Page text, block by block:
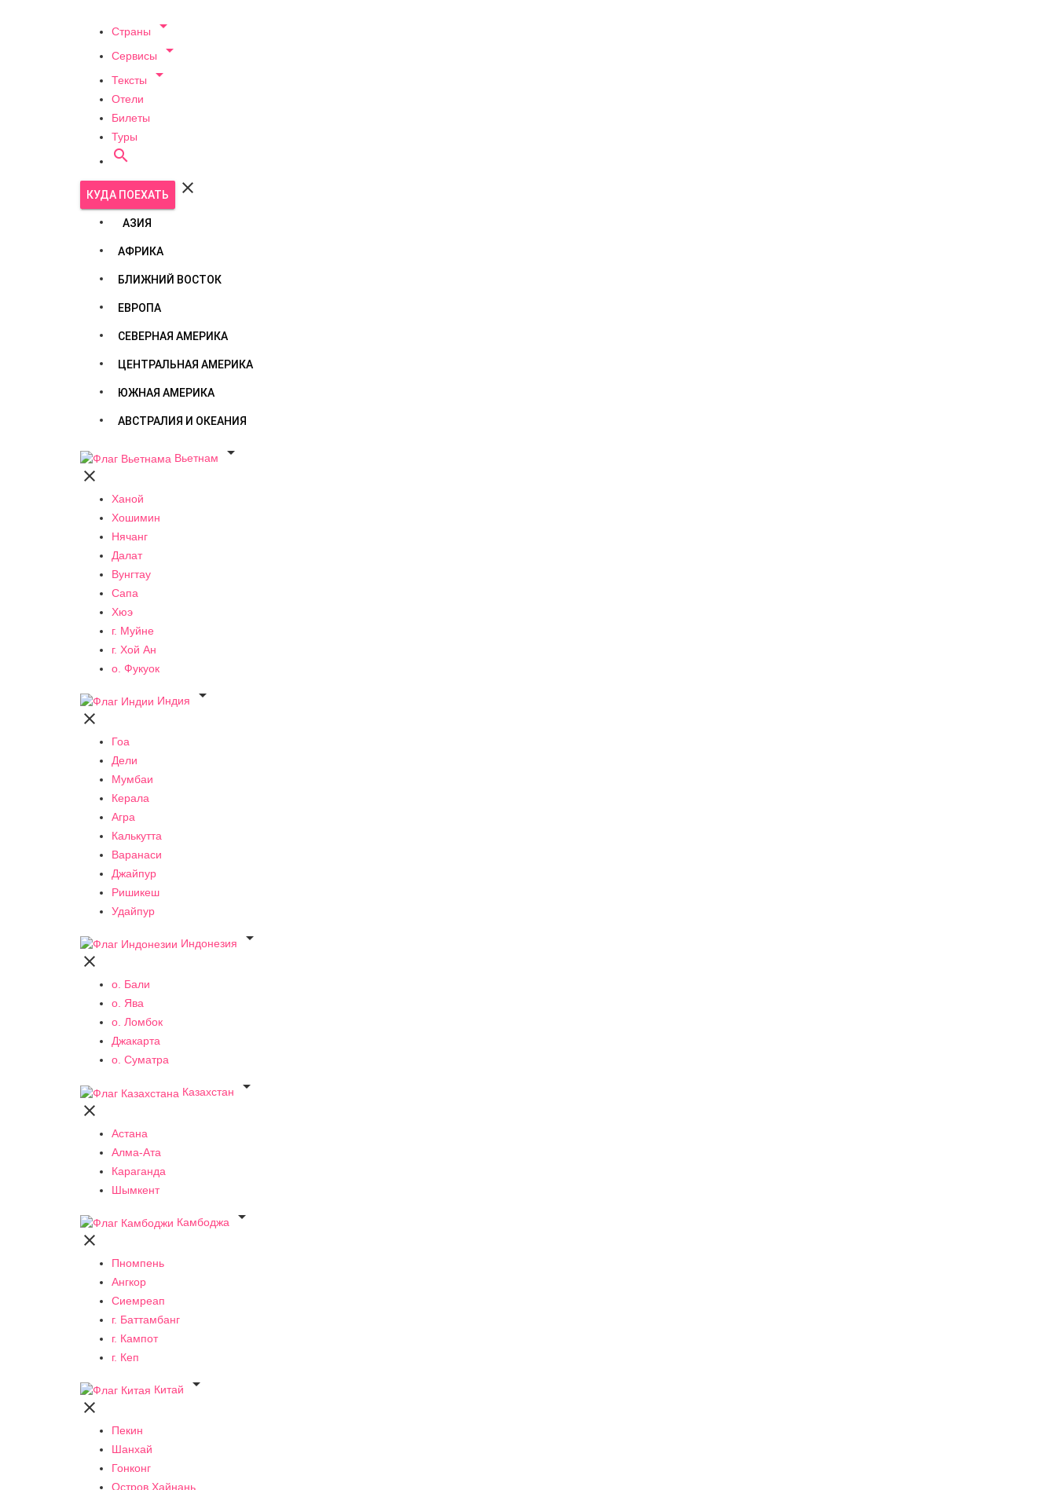
Страны 
Сервисы 
Тексты 
Отели
Билеты
Туры

КУДА ПОЕХАТЬ 
АЗИЯ
АФРИКА
БЛИЖНИЙ ВОСТОК
ЕВРОПА
СЕВЕРНАЯ АМЕРИКА
ЦЕНТРАЛЬНАЯ АМЕРИКА
ЮЖНАЯ АМЕРИКА
АВСТРАЛИЯ И ОКЕАНИЯ
Вьетнам


Ханой
Хошимин
Нячанг
Далат
Вунгтау
Сапа
Хюэ
г. Муйне
г. Хой Ан
о. Фукуок
Индия


Гоа
Дели
Мумбаи
Керала
Агра
Калькутта
Варанаси
Джайпур
Ришикеш
Удайпур
Индонезия


о. Бали
о. Ява
о. Ломбок
Джакарта
о. Суматра
Казахстан


Астана
Алма-Ата
Караганда
Шымкент
Камбоджа


Пномпень
Ангкор
Сиемреап
г. Баттамбанг
г. Кампот
г. Кеп
Китай


Пекин
Шанхай
Гонконг
Остров Хайнань